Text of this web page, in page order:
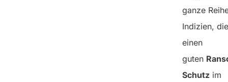
ganze
Indizien,
einen
guten
Schutz im